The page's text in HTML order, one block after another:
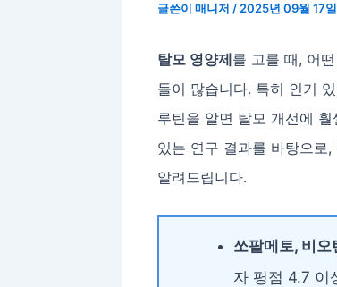
글쓴이 매니저 / 2025년 09월 17일
탈모 영양제를 고를 때, 어
들이 많습니다. 특히 인기
루틴을 알면 탈모 개선에
있는 연구 결과를 바탕으로,
알려드립니다.
쏘팔메토, 비오
자 평점 4.7 이